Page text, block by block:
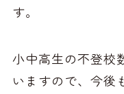
す。
小中高生の不登校
いますので、今後